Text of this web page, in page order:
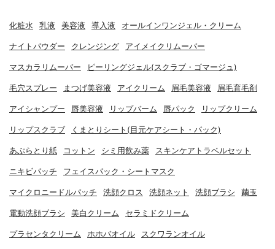
化粧水 乳液 美容液 導入液 オールインワンジェル・クリーム
ナイトパウダー クレンジング アイメイクリムーバー
マスカラリムーバー ピーリングジェル(スクラブ・ゴマージュ)
毛穴スプレー まつげ美容液 アイクリーム 眉毛美容液 眉毛育毛剤
アイシャンプー 唇美容液 リップバーム 唇パック リップクリーム
リップスクラブ くまとりシート(目元ケアシート・パック)
あぶらとり紙 コットン シミ用飲み薬 スキンケアトラベルセット
ニキビパッチ フェイスパック・シートマスク
マイクロニードルパッチ 洗顔クロス 洗顔ネット 洗顔ブラシ 繭玉
電動洗顔ブラシ 美白クリーム セラミドクリーム
プラセンタクリーム ホホバオイル スクワランオイル